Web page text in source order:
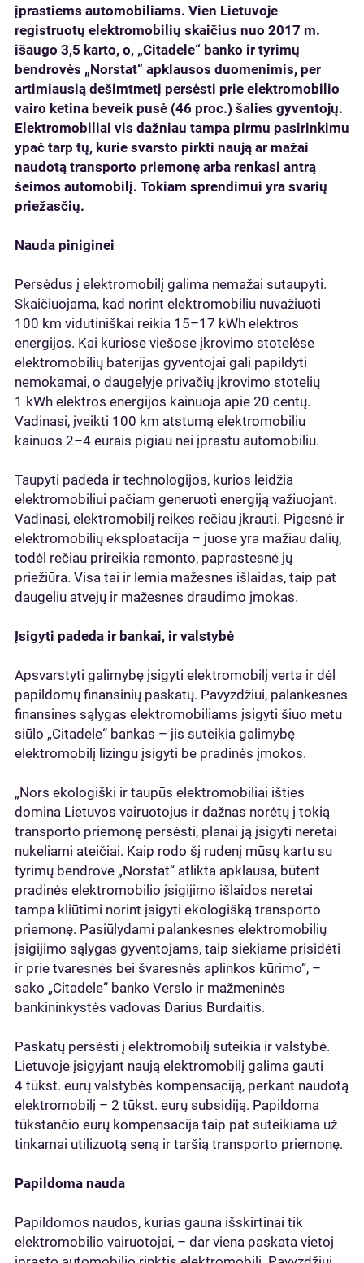
įprastiems automobiliams. Vien Lietuvoje
registruotų elektromobilių skaičius nuo 2017 m.
išaugo 3,5 karto, o, „Citadele“ banko ir tyrimų
bendrovės „Norstat“ apklausos duomenimis, per
artimiausią dešimtmetį persėsti prie elektromobilio
vairo ketina beveik pusė (46 proc.) šalies gyventojų.
Elektromobiliai vis dažniau tampa pirmu pasirinkimu
ypač tarp tų, kurie svarsto pirkti naują ar mažai
naudotą transporto priemonę arba renkasi antrą
šeimos automobilį. Tokiam sprendimui yra svarių
priežasčių.
Nauda piniginei
Persėdus į elektromobilį galima nemažai sutaupyti.
Skaičiuojama, kad norint elektromobiliu nuvažiuoti
100 km vidutiniškai reikia 15–17 kWh elektros
energijos. Kai kuriose viešose įkrovimo stotelėse
elektromobilių baterijas gyventojai gali papildyti
nemokamai, o daugelyje privačių įkrovimo stotelių
1 kWh elektros energijos kainuoja apie 20 centų.
Vadinasi, įveikti 100 km atstumą elektromobiliu
kainuos 2–4 eurais pigiau nei įprastu automobiliu.
Taupyti padeda ir technologijos, kurios leidžia
elektromobiliui pačiam generuoti energiją važiuojant.
Vadinasi, elektromobilį reikės rečiau įkrauti. Pigesnė ir
elektromobilių eksploatacija – juose yra mažiau dalių,
todėl rečiau prireikia remonto, paprastesnė jų
priežiūra. Visa tai ir lemia mažesnes išlaidas, taip pat
daugeliu atvejų ir mažesnes draudimo įmokas.
Įsigyti padeda ir bankai, ir valstybė
Apsvarstyti galimybę įsigyti elektromobilį verta ir dėl
papildomų finansinių paskatų. Pavyzdžiui, palankesnes
finansines sąlygas elektromobiliams įsigyti šiuo metu
siūlo „Citadele“ bankas – jis suteikia galimybę
elektromobilį lizingu įsigyti be pradinės įmokos.
„Nors ekologiški ir taupūs elektromobiliai išties
domina Lietuvos vairuotojus ir dažnas norėtų į tokią
transporto priemonę persėsti, planai ją įsigyti neretai
nukeliami ateičiai. Kaip rodo šį rudenį mūsų kartu su
tyrimų bendrove „Norstat“ atlikta apklausa, būtent
pradinės elektromobilio įsigijimo išlaidos neretai
tampa kliūtimi norint įsigyti ekologišką transporto
priemonę. Pasiūlydami palankesnes elektromobilių
įsigijimo sąlygas gyventojams, taip siekiame prisidėti
ir prie tvaresnės bei švaresnės aplinkos kūrimo“, –
sako „Citadele“ banko Verslo ir mažmeninės
bankininkystės vadovas Darius Burdaitis.
Paskatų persėsti į elektromobilį suteikia ir valstybė.
Lietuvoje įsigyjant naują elektromobilį galima gauti
4 tūkst. eurų valstybės kompensaciją, perkant naudotą
elektromobilį – 2 tūkst. eurų subsidiją. Papildoma
tūkstančio eurų kompensacija taip pat suteikiama už
tinkamai utilizuotą seną ir taršią transporto priemonę.
Papildoma nauda
Papildomos naudos, kurias gauna išskirtinai tik
elektromobilio vairuotojai, – dar viena paskata vietoj